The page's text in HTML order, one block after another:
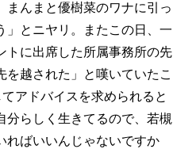
まんまと優樹菜のワナに引っ
」とニヤリ。またこの日、一
トに出席した所属事務所の先
越された」と嘆いていたこ
アドバイスを求められると
分らしく生きてるので、若槻
ればいいんじゃないですか